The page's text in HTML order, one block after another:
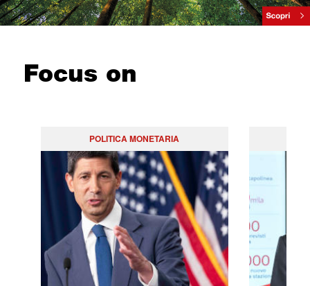
Focus on
POLITICA MONETARIA